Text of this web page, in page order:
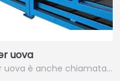
uova
uova è anche chiamata…